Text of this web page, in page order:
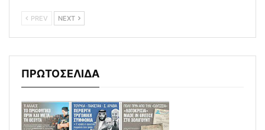
PREV NEXT
ΠΡΩΤΟΣΕΛΙΔΑ